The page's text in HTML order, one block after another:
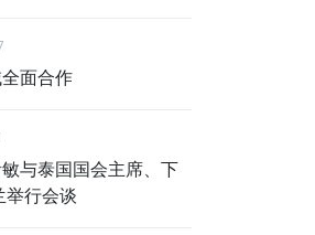
面合作
与泰国国会主席、下
举行会谈